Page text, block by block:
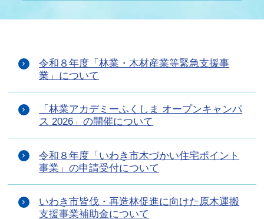
令和８年度「林業・木材産業等緊急支援事
業」について
「林業アカデミーふくしま オープンキャンパ
ス 2026」の開催について
令和８年度「いわき市木づかい住宅ポイント
事業」の申請受付について
いわき市皆伐・再造林促進に向けた原木運搬
支援事業補助金について